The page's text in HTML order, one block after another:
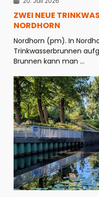
ZWEI NEUE
NORDHORN
Nordhorn (pm). In
Trinkwasserbrunnen
Brunnen kann man ...